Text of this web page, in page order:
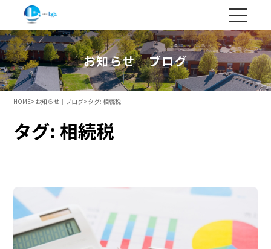
お知らせ｜ブログ
HOME>お知らせ｜ブログ>タグ:相続税
タグ:相続税